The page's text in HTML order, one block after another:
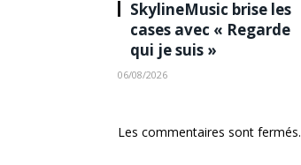
SkylineMusic brise les
cases avec « Regarde
qui je suis »
06/08/2026
Les commentaires sont fermés.